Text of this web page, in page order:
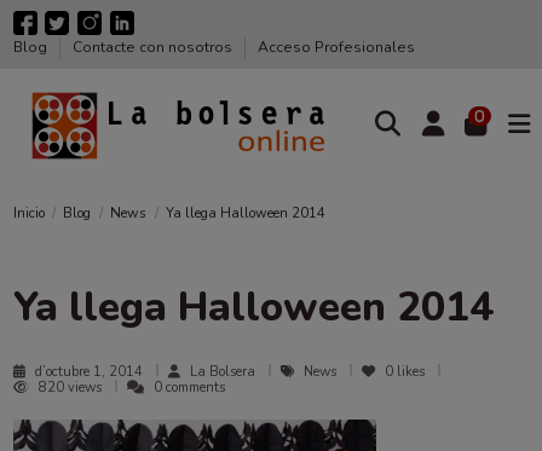
Blog Contacte con nosotros Acceso Profesionales
0
Inicio Blog News Ya llega Halloween 2014
Ya llega Halloween 2014
d’octubre 1, 2014 La Bolsera News 0 likes
820 views
0 comments